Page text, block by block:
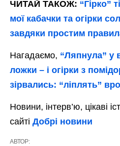
ЧИТАЙ ТАКОЖ: “Гірко”
мої кабачки та огірки
завдяки простим
Нагадаємо, “Ляпнула” у
ложки – і огірки з
зірвались: “ліплять”
Новини, інтерв’ю, цікаві
сайті Добрі новини
АВТОР: